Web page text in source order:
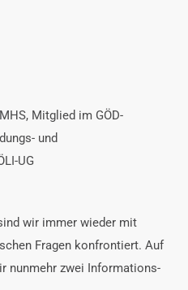
Mitglied im GÖD-
und
UG
wir immer wieder mit
Fragen konfrontiert. Auf
nunmehr zwei Informations-